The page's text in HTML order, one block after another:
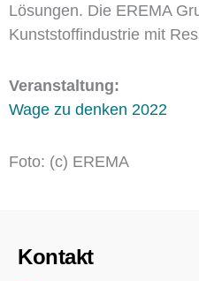
Lösungen. Die EREMA
Kunststoffindustrie mit
Veranstaltung:
Wage zu denken 2022
Foto: (c) EREMA
Kontakt